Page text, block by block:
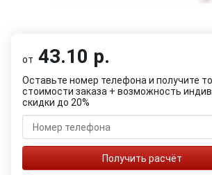
от 43.10 р.
Оставьте номер телефона и получите
стоимости заказа + возможность
скидки до 20%